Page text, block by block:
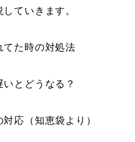
ていきます。
てた時の対処法
とどうなる？
応（知恵袋より）